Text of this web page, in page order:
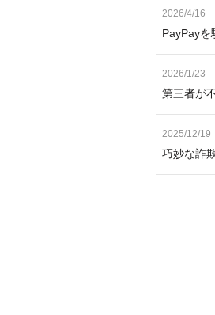
2026/4/16
PayPayを
2026/1/23
第三者が
2025/12/19
巧妙な詐